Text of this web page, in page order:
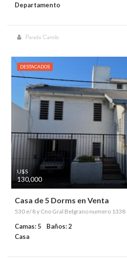
Departamento
Parada Cantilo
DESTACADOS
U$S
130,000
Casa de 5 Dorms en Venta
530 e/ 8 y Cno Gral Belgrano numero 1338
Camas: 5
Baños: 2
Casa